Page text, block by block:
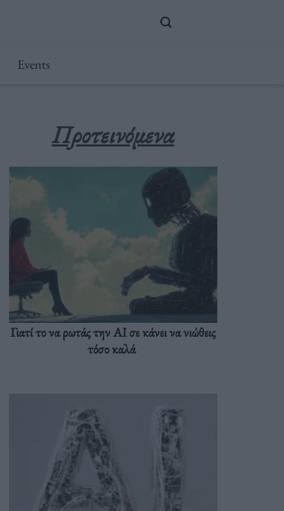
Events
Προτεινόμενα
Γιατί το να ρωτάς την AI σε κάνει να νιώθεις
τόσο καλά